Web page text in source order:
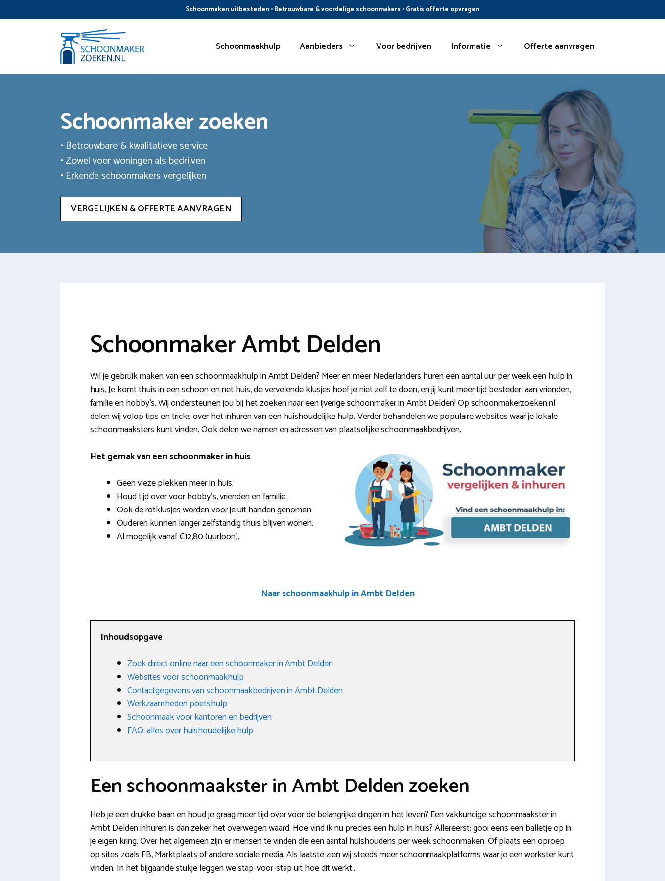
naar
Schoonmaken uitbesteden • Betrouwbare & voordelige schoonmakers • Gratis offerte opvragen
Schoonmaakhulp Aanbieders Voor bedrijven Informatie Offerte aanvragen
Schoonmaker zoeken
• Betrouwbare & kwalitatieve service
• Zowel voor woningen als bedrijven
• Erkende schoonmakers vergelijken
VERGELIJKEN & OFFERTE AANVRAGEN
Schoonmaker Ambt Delden
Wil je gebruik maken van een schoonmaakhulp in Ambt Delden? Meer en meer Nederlanders huren een aantal uur per week een hulp in
huis. Je komt thuis in een schoon en net huis, de vervelende klusjes hoef je niet zelf te doen, en jij kunt meer tijd besteden aan vrienden,
familie en hobby’s. Wij ondersteunen jou bij het zoeken naar een ijverige schoonmaker in Ambt Delden! Op schoonmakerzoeken.nl
delen wij volop tips en tricks over het inhuren van een huishoudelijke hulp. Verder behandelen we populaire websites waar je lokale
schoonmaaksters kunt vinden. Ook delen we namen en adressen van plaatselijke schoonmaakbedrijven.
Het gemak van een schoonmaker in huis
Geen vieze plekken meer in huis.
Houd tijd over voor hobby’s, vrienden en familie.
Ook de rotklusjes worden voor je uit handen genomen.
Ouderen kunnen langer zelfstandig thuis blijven wonen.
Al mogelijk vanaf €12,80 (uurloon).
Naar schoonmaakhulp in Ambt Delden
Inhoudsopgave
Zoek direct online naar een schoonmaker in Ambt Delden
Websites voor schoonmaakhulp
Contactgegevens van schoonmaakbedrijven in Ambt Delden
Werkzaamheden poetshulp
Schoonmaak voor kantoren en bedrijven
FAQ: alles over huishoudelijke hulp
Een schoonmaakster in Ambt Delden zoeken
Heb je een drukke baan en houd je graag meer tijd over voor de belangrijke dingen in het leven? Een vakkundige schoonmaakster in
Ambt Delden inhuren is dan zeker het overwegen waard. Hoe vind ik nu precies een hulp in huis? Allereerst: gooi eens een balletje op in
je eigen kring. Over het algemeen zijn er mensen te vinden die een aantal huishoudens per week schoonmaken. Of plaats een oproep
op sites zoals FB, Marktplaats of andere sociale media. Als laatste zien wij steeds meer schoonmaakplatforms waar je een werkster kunt
vinden. In het bijgaande stukje leggen we stap-voor-stap uit hoe dit werkt..